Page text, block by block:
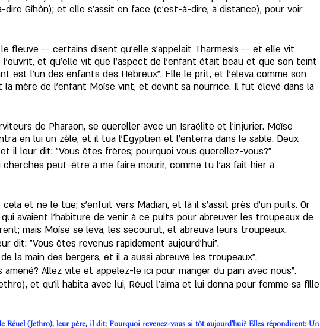
Gîhôn); et elle s’assit en face (c’est-à-dire, à distance), pour voir
fleuve -- certains disent qu’elle s’appelait Tharmesîs -- et elle vit
l’ouvrit, et qu’elle vit que l’aspect de l'enfant était beau et que son teint
est l’un des enfants des Hébreux". Elle le prit, et l’éleva comme son
mère de l’enfant Moïse vint, et devint sa nourrice. Il fut élevé dans la
de Pharaon, se quereller avec un Israélite et l’injurier. Moïse
en lui un zèle, et il tua l’Égyptien et l’enterra dans le sable. Deux
il leur dit: "Vous êtes frères; pourquoi vous querellez-vous?"
cherches peut-être à me faire mourir, comme tu l’as fait hier à
et ne le tue; s’enfuit vers Madian, et là il s’assit près d'un puits. Or
avaient l'habiture de venir à ce puits pour abreuver les troupeaux de
mais Moïse se leva, les secourut, et abreuva leurs troupeaux.
dit: "Vous êtes revenus rapidement aujourd’hui".
la main des bergers, et il a aussi abreuvé les troupeaux".
amené? Allez vite et appelez-le ici pour manger du pain avec nous".
et qu’il habita avec lui, Réuel l’aima et lui donna pour femme sa fille
Réuel (Jethro), leur père, il dit: Pourquoi revenez-vous si tôt aujourd'hui? Elles répondirent: Un